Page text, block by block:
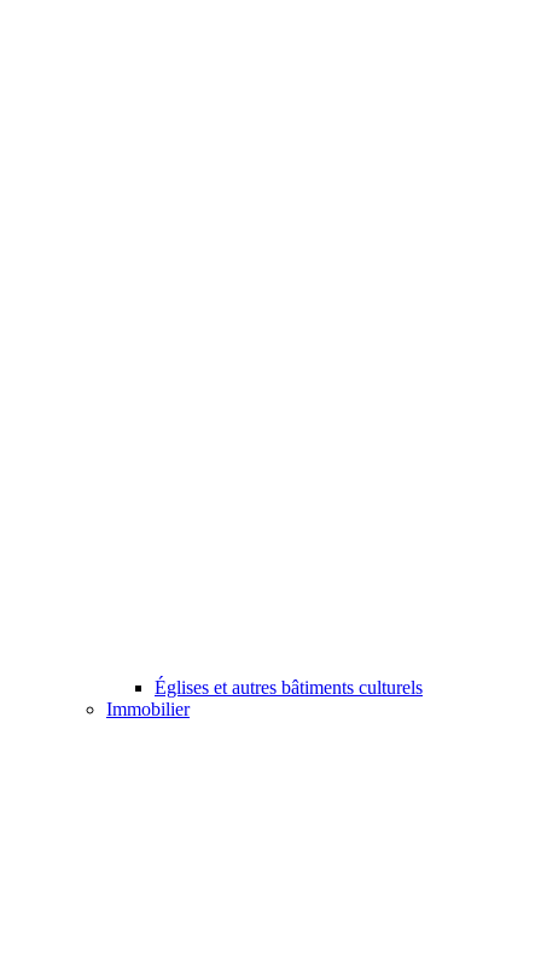
Églises et autres bâtiments culturels
Immobilier